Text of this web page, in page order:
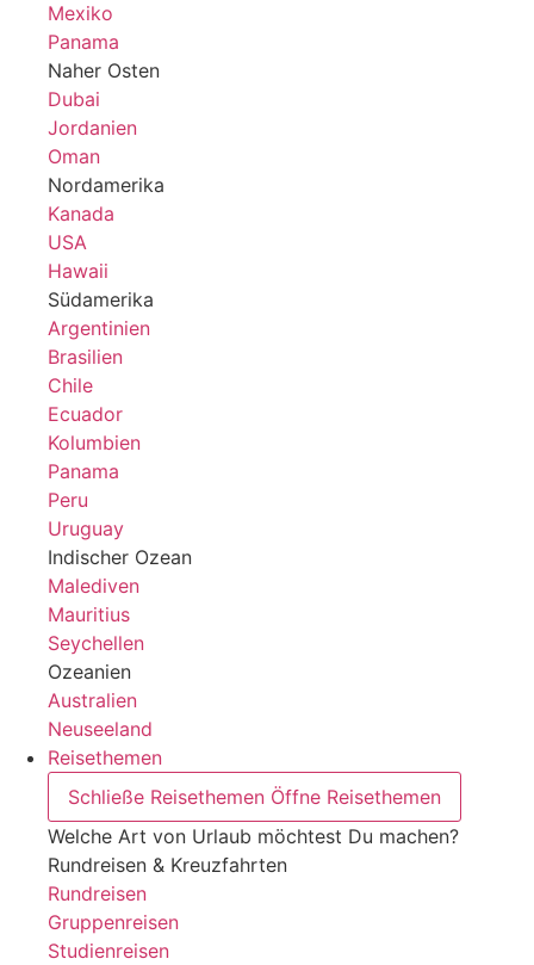
Mexiko
Panama
Naher Osten
Dubai
Jordanien
Oman
Nordamerika
Kanada
USA
Hawaii
Südamerika
Argentinien
Brasilien
Chile
Ecuador
Kolumbien
Panama
Peru
Uruguay
Indischer Ozean
Malediven
Mauritius
Seychellen
Ozeanien
Australien
Neuseeland
Reisethemen
Schließe Reisethemen Öffne Reisethemen
Welche Art von Urlaub möchtest Du machen?
Rundreisen & Kreuzfahrten
Rundreisen
Gruppenreisen
Studienreisen